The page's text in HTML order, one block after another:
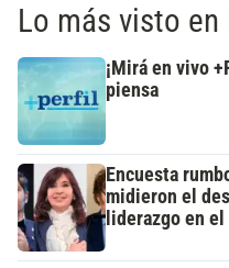
Lo más visto en
¡Mirá en vivo
piensa
Encuesta
midieron el
liderazgo en